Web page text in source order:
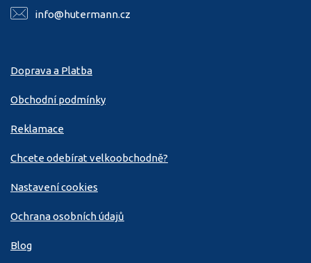
info@hutermann.cz
Doprava a Platba
Obchodní podmínky
Reklamace
Chcete odebírat velkoobchodně?
Nastavení cookies
Ochrana osobních údajů
Blog